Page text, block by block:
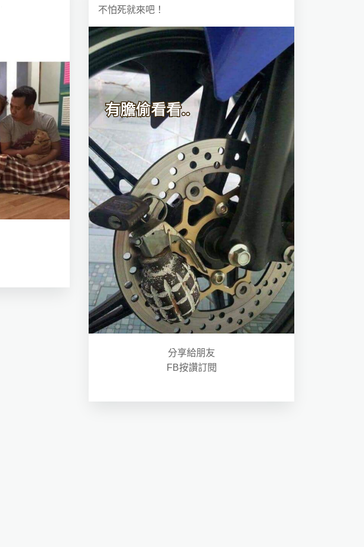
不怕死就來吧！
分享給朋友
FB按讚訂閱